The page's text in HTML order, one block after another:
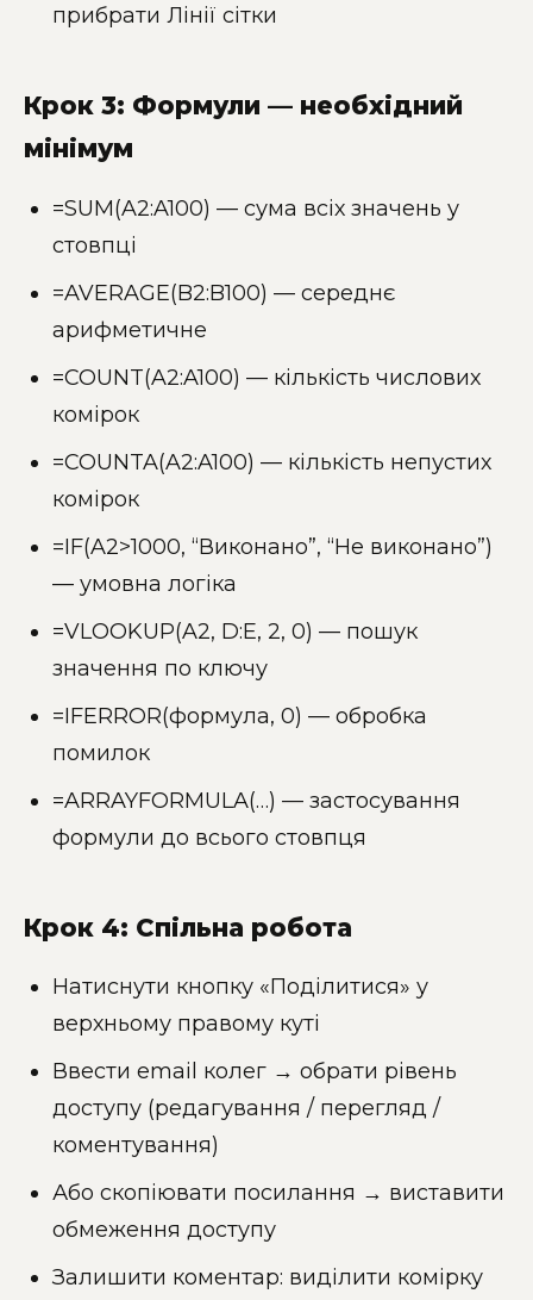
прибрати Лінії сітки
Крок 3: Формули — необхідний
мінімум
=SUM(A2:A100) — сума всіх значень у
стовпці
=AVERAGE(B2:B100) — середнє
арифметичне
=COUNT(A2:A100) — кількість числових
комірок
=COUNTA(A2:A100) — кількість непустих
комірок
=IF(A2>1000, “Виконано”, “Не виконано”)
— умовна логіка
=VLOOKUP(A2, D:E, 2, 0) — пошук
значення по ключу
=IFERROR(формула, 0) — обробка
помилок
=ARRAYFORMULA(…) — застосування
формули до всього стовпця
Крок 4: Спільна робота
Натиснути кнопку «Поділитися» у
верхньому правому куті
Ввести email колег → обрати рівень
доступу (редагування / перегляд /
коментування)
Або скопіювати посилання → виставити
обмеження доступу
Залишити коментар: виділити комірку